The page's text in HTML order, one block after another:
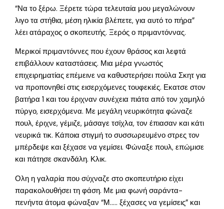
“Να το ξέρω. Ξέρετε τώρα τελευταία μου μεγαλώνουν
λιγο τα στήθια, μέση ηλικία βλέπετε, για αυτό το πήρα”
λέει ατάραχος ο σκοπευτής. Ξερός ο πριμαντόννας.
Μερικοί πριμαντόννες που έχουν θράσος και λεφτά
επιβάλλουν καταστάσεις. Μια μέρα γνωστός
επιχειρηματίας επέμεινε να καθυστερήσει πούλα Σκητ για
να προπονηθεί στις εισερχόμενες τουφεκιές. Εκατσε στον
βατήρα 1 και του έριχναν συνέχεια πιάτα από τον χαμηλό
πύργο, εισερχόμενα. Με μεγάλη νευρικότητα φώναζε
πουλ, έριχνε, γέμιζε, μάσαγε τσίχλα, τον έπιασαν και κάτι
νευρικά τικ. Κάποια στιγμή το συσσωρευμένο στρες τον
μπέρδεψε και ξέχασε να γεμίσει. Φώναξε πουλ, επώμισε
και πάτησε σκανδάλη. Κλικ.
Ολη η γαλαρία που σύχναζε στο σκοπευτήριο είχει
παρακολουθήσει τη φάση. Με μια φωνή σαράντα-
πενήντα άτομα φώναξαν “Μ….. ξέχασες να γεμίσεις” και